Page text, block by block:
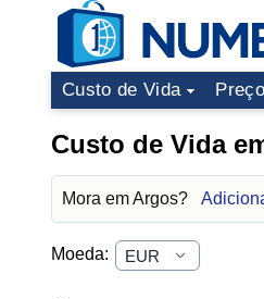
Custo de Vida
Custo de Vida
Mora em Argos?
Moeda: